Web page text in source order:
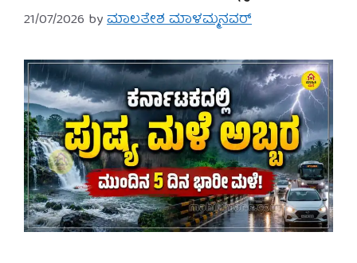
21/07/2026 byಮಾಲತೇಶ ಮಾಳಮ್ಮನವರ್